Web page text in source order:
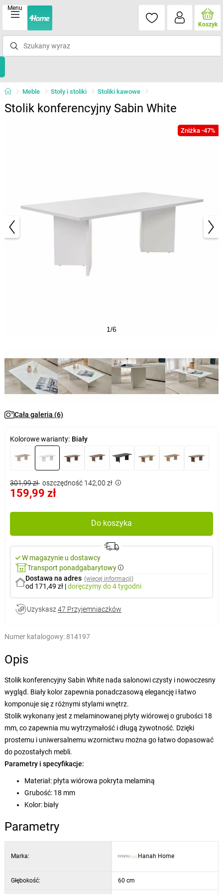
Menu
Koszyk
Meble Stoły i stoliki Stoliki kawowe
Stolik konferencyjny Sabin White
Zniżka -47%
1/6
Cała galeria (6)
Kolorowe warianty: Biały
301,99 zł oszczędność 142,00 zł
159,99 zł
Do koszyka
W magazynie u dostawcy
Transport ponadgabarytowy
Dostawa na adres (więcej informacji)
od 171,49 zł |doręczymydo 4 tygodni
Uzyskasz 47 Przyjemniaczków
Numer katalogowy: 814197
Opis
Stolik konferencyjny Sabin White nada salonowi czysty i nowoczesny
wygląd. Biały kolor zapewnia ponadczasową elegancję i łatwo
komponuje się z różnymi stylami wnętrz.
Stolik wykonany jest z melaminowanej płyty wiórowej o grubości 18
mm, co zapewnia mu wytrzymałość i długą żywotność. Dzięki
prostemu i uniwersalnemu wzornictwu można go łatwo dopasować
do pozostałych mebli.
Parametry i specyfikacje:
Materiał: płyta wiórowa pokryta melaminą
Grubość: 18 mm
Kolor: biały
Parametry
Marka: Hanah Home
Głębokość: 60 cm